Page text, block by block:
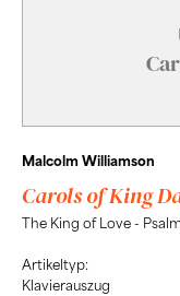
Malcolm Williamson
Carols of King
The King of Love -
Artikeltyp:
Klavierauszug